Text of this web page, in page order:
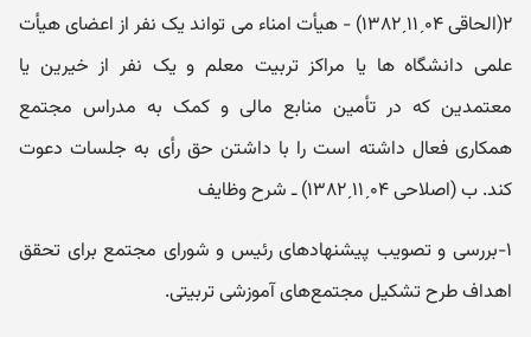
۲(الحاقی ۰۴ˏ۱۱ˏ۱۳۸۲) - هیأت امناء می تواند یک نفر از اعضای هیأت
علمی دانشگاه ها یا مراکز تربیت معلم و یک نفر از خیرین یا
معتمدین که در تأمین منابع مالی و کمک به مدراس مجتمع
همکاری فعال داشته است را با داشتن حق رأی به جلسات دعوت
کند. ب (اصلاحی ۰۴ˏ۱۱ˏ۱۳۸۲) ـ شرح وظایف
۱-بررسی و تصویب پیشنهادهای رئیس و شورای مجتمع برای تحقق
اهداف طرح تشکیل مجتمع‌های آموزشی تربیتی.